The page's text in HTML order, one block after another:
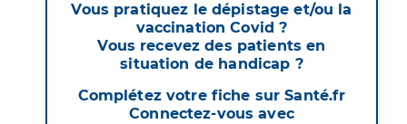
Vous pratiquez le dépistage et/ou la
vaccination Covid ?
Vous recevez des patients en
situation de handicap ?
Complétez votre fiche sur Santé.fr
Connectez-vous avec